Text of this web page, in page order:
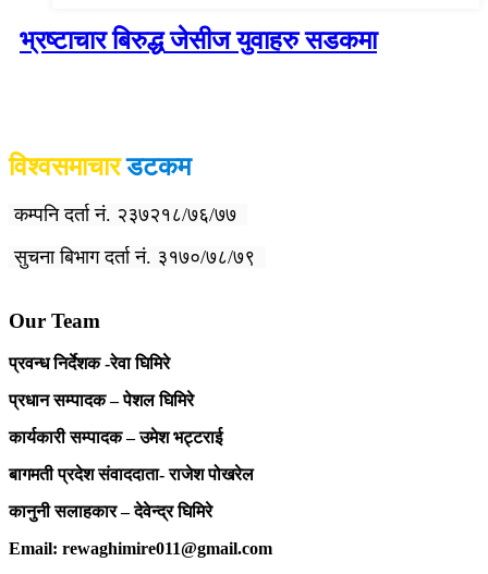
भ्रष्टाचार बिरुद्ध जेसीज युवाहरु सडकमा
विश्वसमाचारडटकम
कम्पनि दर्ता नं. २३७२१८/७६/७७
सुचना बिभाग दर्ता नं. ३१७०/७८/७९
Our Team
प्रवन्ध निर्देशक -रेवा घिमिरे
प्रधान सम्पादक – पेशल घिमिरे
कार्यकारी सम्पादक – उमेश भट्टराई
बागमती प्रदेश संवाददाता- राजेश पोखरेल
कानुनी सलाहकार – देवेन्द्र घिमिरे
Email: rewaghimire011@gmail.com